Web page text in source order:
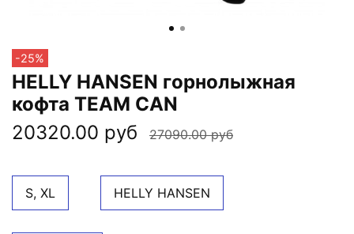
-25%
HELLY HANSEN горнолыжная
кофта TEAM CAN
20320.00 руб
27090.00 руб
S, XL HELLY HANSEN